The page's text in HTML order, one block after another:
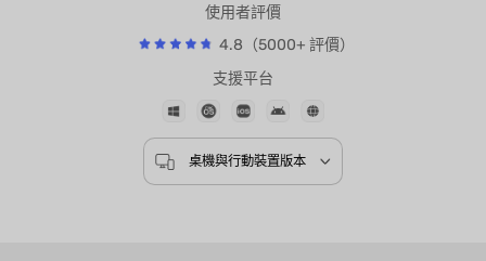
AI 模型支援
GPT-5 |
DeepSeek R1
使用者評價
4.8（5000+ 評價）
支援平台